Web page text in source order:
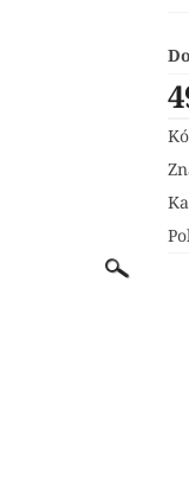
LEGO® MODULAR
MOVIE
(SÁČKY)
LEGO®
LEGO®